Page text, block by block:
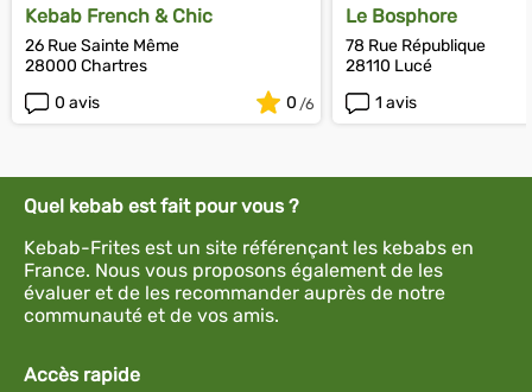
Kebab French & Chic
26 Rue Sainte Même
28000 Chartres
0 avis
0
Le Bosphore
78 Rue République
28110 Lucé
1 avis
Quel kebab est fait pour vous ?
Kebab-Frites est un site référençant les kebabs en
France. Nous vous proposons également de les
évaluer et de les recommander auprès de notre
communauté et de vos amis.
Accès rapide